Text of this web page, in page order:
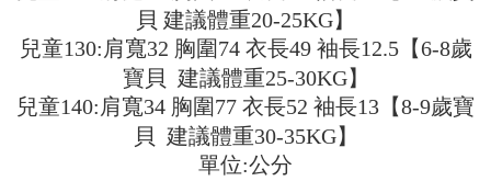
1. 本サービスは「台湾大哥大株式会社」（以下「当社」といいます）によ
って提供され、ユーザーが取引時に本サービスを通じて商品やサービスを
購入できるようにし、店舗が売買／分割払い売買の債権を当社に譲渡した
後、契約に基づいて当社の請求書で帳款を支払うことになります。
2. 「OP Pay Later」を利用する契約関係の目的から、店舗はあなたの個人
情報（名前、電話または住所を含む）を台湾大哥大に提供し、収集、処理
および利用するために、当社があなた本人と分割請求書に必要な情報の確
認、照合および修正を行います。
とに計算されます。AFTEEで注文すると、商品を受け取るまで支払い期限
を延長できますが、商品を期限内に受け取れない場合があります（例：予
約商品や商品到着日が比較的遅い商品）。そのため、商品到着の有無に関
わらず、AFTEEで指定された期限内にお支払いください。
二、支払い限度額
1.初回 AFTEEを ご利用の際に、認証結果及び当社の審査の結果に基づ
き、限度額が設定されます。
2.決済金額は最低NT$20です。
配送毎にNT$45、NT$499以上で送料無料
宅配
配送毎にNT$70、NT$499以上で送料無料
貝 建議體重20-25KG】
兒童130:肩寬32 胸圍74 衣長49 袖長12.5【6-8歲
寶貝 建議體重25-30KG】
兒童140:肩寬34 胸圍77 衣長52 袖長13【8-9歲寶
貝 建議體重30-35KG】
單位:公分